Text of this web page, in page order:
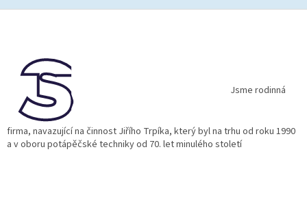
Jsme rodinná
firma, navazující na činnost Jiřího Trpíka, který byl na trhu od roku 1990
a v oboru potápěčské techniky od 70. let minulého století